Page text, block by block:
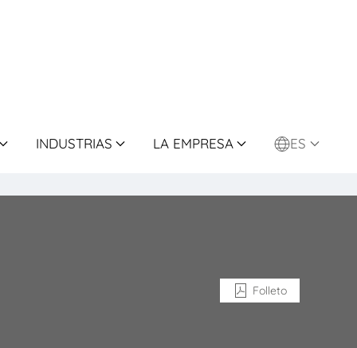
INDUSTRIAS LA EMPRESA ES
Folleto